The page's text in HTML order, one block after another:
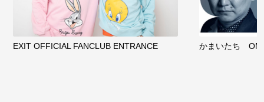
EXIT OFFICIAL FANCLUB ENTRANCE かまいたち